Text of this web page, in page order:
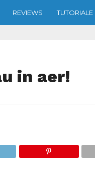
REVIEWS TUTORIALE
in aer!